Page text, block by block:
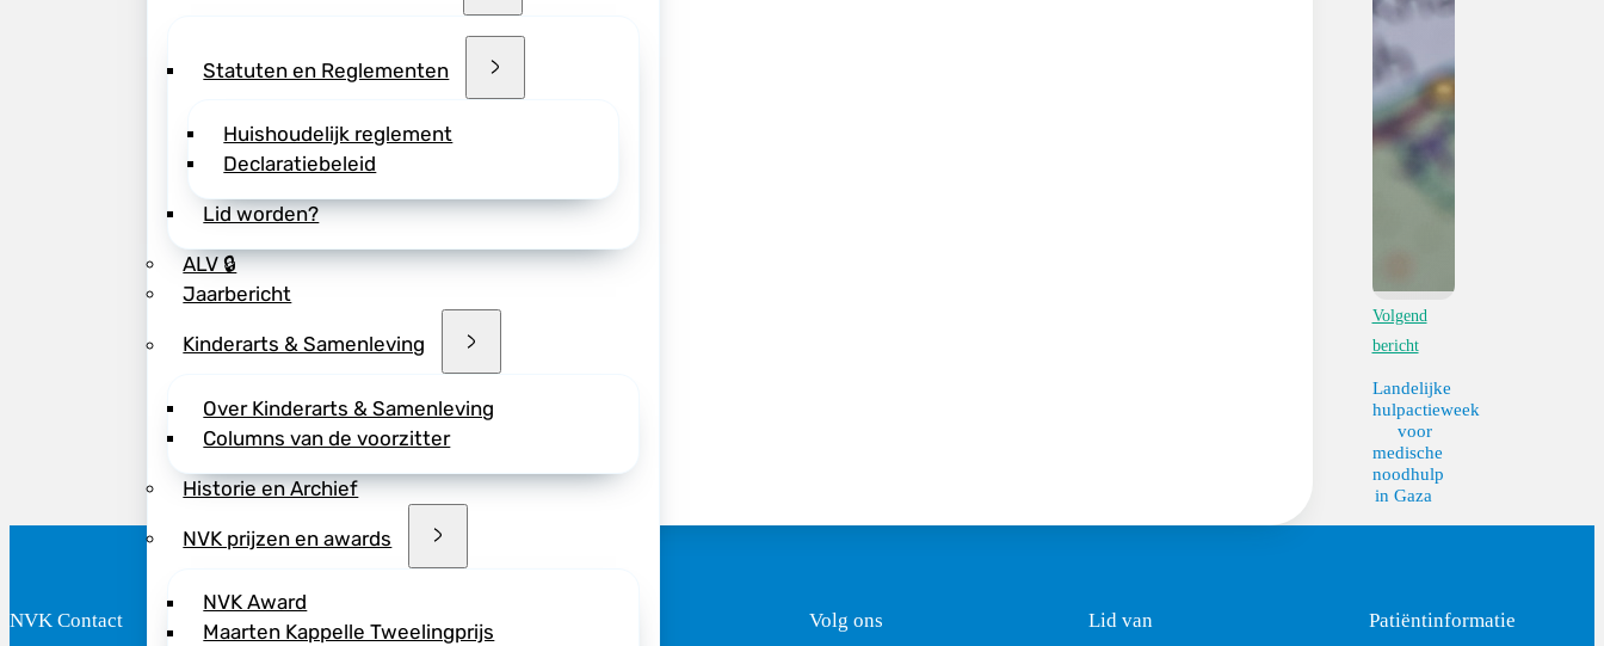
Statuten en Reglementen
Huishoudelijk reglement
Declaratiebeleid
Lid worden?
ALV 🔒
Jaarbericht
Kinderarts & Samenleving
Over Kinderarts & Samenleving
Columns van de voorzitter
Historie en Archief
NVK prijzen en awards
NVK Award
Maarten Kappelle Tweelingprijs
Volgend
bericht
Landelijke
hulpactieweek
voor
medische
noodhulp
in Gaza
NVK Contact Volg ons Lid van Patiëntinformatie